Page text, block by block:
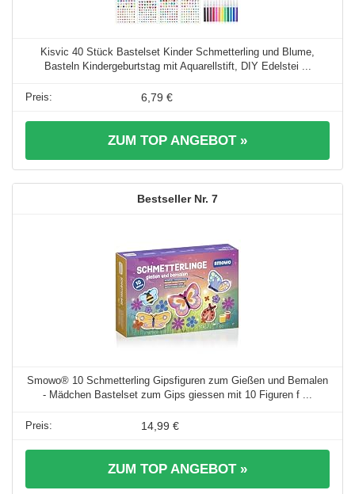
Kisvic 40 Stück Bastelset Kinder Schmetterling und Blume,
Basteln Kindergeburtstag mit Aquarellstift, DIY Edelstei ...
6,79 €
ZUM TOP ANGEBOT »
7
Smowo® 10 Schmetterling Gipsfiguren zum Gießen und Bemalen
- Mädchen Bastelset zum Gips giessen mit 10 Figuren f ...
14,99 €
ZUM TOP ANGEBOT »